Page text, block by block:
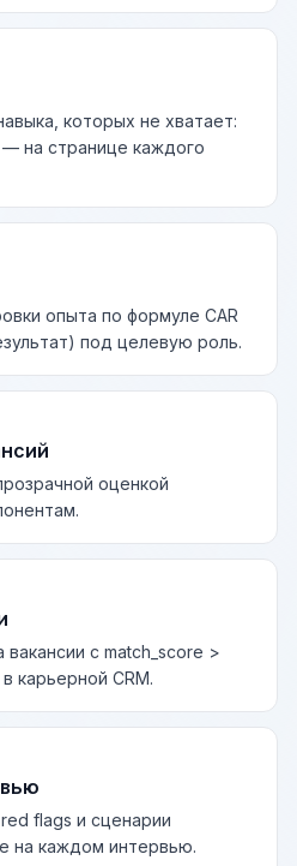
которых не хватает:
— на странице каждого
опыта по формуле CAR
под целевую роль.
оценкой
с match_score >
карьерной CRM.
flags и сценарии
на каждом интервью.